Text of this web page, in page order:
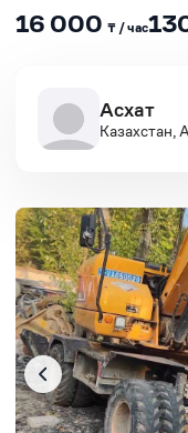
16 000 ₸ / час
Асхат
Казахстан,